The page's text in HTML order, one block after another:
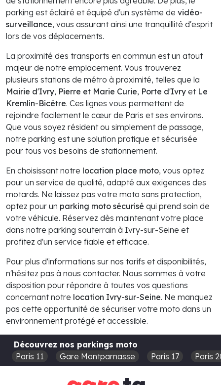
parking est éclairé et équipé d'un système de vidéo-
surveillance, vous assurant ainsi une tranquillité d'esprit
lors de vos déplacements.
La proximité des transports en commun est un atout
majeur de notre emplacement. Vous trouverez
plusieurs stations de métro à proximité, telles que la
Mairie d'Ivry, Pierre et Marie Curie, Porte d'Ivry et Le
Kremlin-Bicêtre. Ces lignes vous permettent de
rejoindre facilement le cœur de Paris et ses environs.
Que vous soyez résident ou simplement de passage,
notre parking est une solution pratique et sécurisée
pour tous vos besoins de stationnement.
En choisissant notre location place moto, vous optez
pour un service de qualité, adapté aux exigences des
motards. Ne laissez pas votre moto sans protection,
optez pour un parking moto sécurisé qui prend soin de
votre véhicule. Réservez dès maintenant votre place
dans notre parking souterrain à Ivry-sur-Seine et
profitez d'un service fiable et efficace.
Pour plus d'informations sur nos tarifs et disponibilités,
n'hésitez pas à nous contacter. Nous sommes à votre
disposition pour répondre à toutes vos questions
concernant notre location Ivry-sur-Seine. Ne manquez
pas cette opportunité de sécuriser votre moto dans un
environnement protégé et accessible.
Découvrez nos parkings moto
Paris 11
Gare Montparnasse Paris 17 Paris